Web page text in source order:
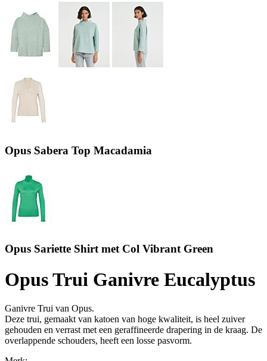
Opus Sabera Top Macadamia
Opus Sariette Shirt met Col Vibrant Green
Opus Trui Ganivre Eucalyptus
Ganivre Trui van Opus.
Deze trui, gemaakt van katoen van hoge kwaliteit, is heel zuiver
gehouden en verrast met een geraffineerde drapering in de kraag. De
overlappende schouders, heeft een losse pasvorm.